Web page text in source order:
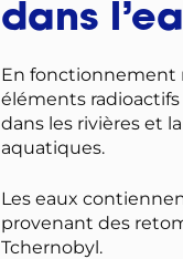
dans
En fonctionnement
éléments
dans les rivières et
aquatiques.
Les eaux
provenant des
Tchernobyl.